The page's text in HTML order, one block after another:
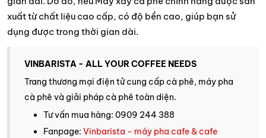
xuất từ chất liệu cao cấp, có độ bền cao, giúp bạn sử
dụng được trong thời gian dài.
VINBARISTA - ALL YOUR COFFEE NEEDS
Trang thương mại điện tử cung cấp cà phê, máy pha
cà phê và giải pháp cà phê toàn diện.
Tư vấn mua hàng: 0909 244 388
Fanpage: Vinbarista - máy pha cafe & cafe